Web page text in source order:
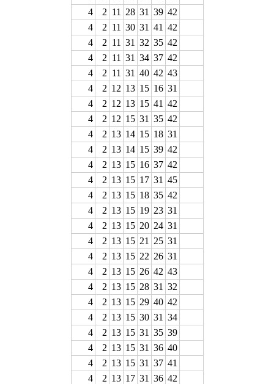
4
2 11 28 31 39 42
4
2 11 30 31 41 42
4
2 11 31 32 35 42
4
2 11 31 34 37 42
4
2 11 31 40 42 43
4
2 12 13 15 16 31
4
2 12 13 15 41 42
4
2 12 15 31 35 42
4
2 13 14 15 18 31
4
2 13 14 15 39 42
4
2 13 15 16 37 42
4
2 13 15 17 31 45
4
2 13 15 18 35 42
4
2 13 15 19 23 31
4
2 13 15 20 24 31
4
2 13 15 21 25 31
4
2 13 15 22 26 31
4
2 13 15 26 42 43
4
2 13 15 28 31 32
4
2 13 15 29 40 42
4
2 13 15 30 31 34
4
2 13 15 31 35 39
4
2 13 15 31 36 40
4
2 13 15 31 37 41
4
2 13 17 31 36 42